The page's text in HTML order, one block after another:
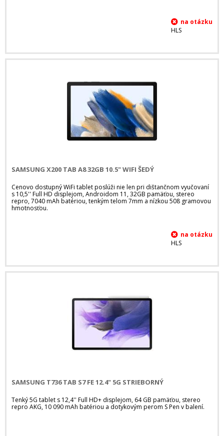
HLS
SAMSUNG X200 TAB A8 32GB 10.5" WIFI ŠEDÝ
Cenovo dostupný WiFi tablet poslúži nie len pri dištančnom vyučovaní
s 10,5'' Full HD displejom, Androidom 11, 32GB pamäťou, stereo
repro, 7040 mAh batériou, tenkým telom 7mm a nízkou 508 gramovou
hmotnosťou.
HLS
SAMSUNG T736 TAB S7 FE 12.4" 5G STRIEBORNÝ
Tenký 5G tablet s 12,4'' Full HD+ displejom, 64 GB pamäťou, stereo
repro AKG, 10 090 mAh batériou a dotykovým perom S Pen v balení.